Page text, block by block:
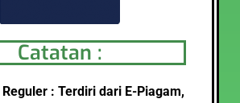
Catatan :
: Terdiri dari E-Piagam,